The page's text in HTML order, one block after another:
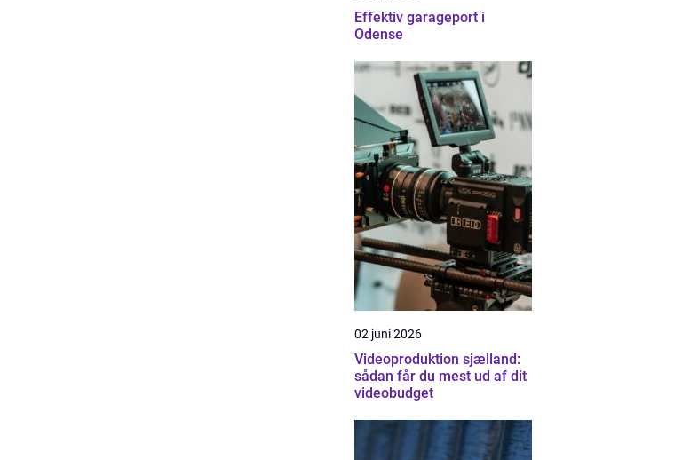
Effektiv garageport i
Odense
02 juni 2026
Videoproduktion sjælland:
sådan får du mest ud af dit
videobudget